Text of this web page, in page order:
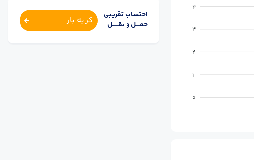
4
3
2
1
0
احتساب تقریبی
حمــــل و نقــــــل
کرایه بار